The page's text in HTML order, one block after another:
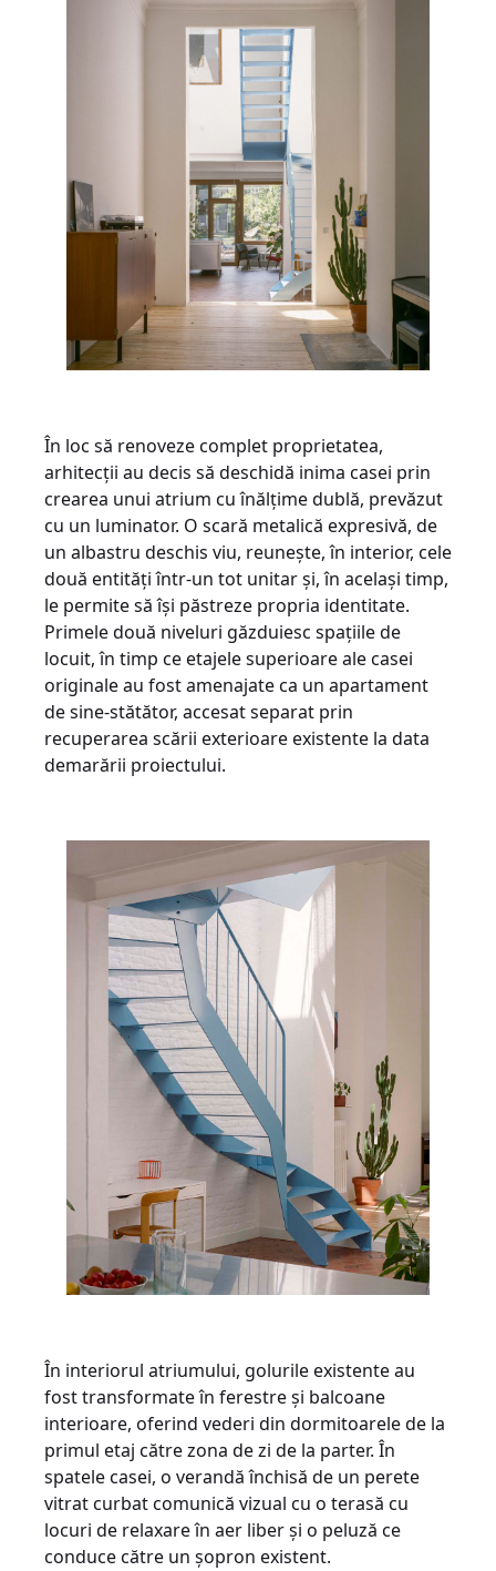
În loc să renoveze complet proprietatea,
arhitecții au decis să deschidă inima casei prin
crearea unui atrium cu înălțime dublă, prevăzut
cu un luminator. O scară metalică expresivă, de
un albastru deschis viu, reunește, în interior, cele
două entități într-un tot unitar și, în același timp,
le permite să își păstreze propria identitate.
Primele două niveluri găzduiesc spațiile de
locuit, în timp ce etajele superioare ale casei
originale au fost amenajate ca un apartament
de sine-stătător, accesat separat prin
recuperarea scării exterioare existente la data
demarării proiectului.
În interiorul atriumului, golurile existente au
fost transformate în ferestre și balcoane
interioare, oferind vederi din dormitoarele de la
primul etaj către zona de zi de la parter. În
spatele casei, o verandă închisă de un perete
vitrat curbat comunică vizual cu o terasă cu
locuri de relaxare în aer liber și o peluză ce
conduce către un șopron existent.